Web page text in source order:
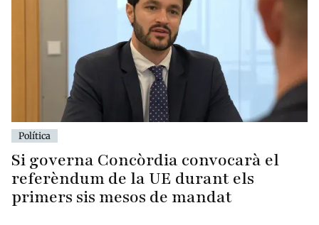
Política
Si governa Concòrdia convocarà el
referèndum de la UE durant els
primers sis mesos de mandat